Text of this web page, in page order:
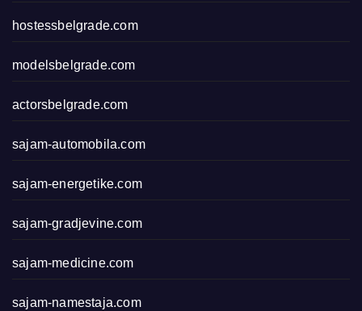
hostessbelgrade.com
modelsbelgrade.com
actorsbelgrade.com
sajam-automobila.com
sajam-energetike.com
sajam-gradjevine.com
sajam-medicine.com
sajam-namestaja.com